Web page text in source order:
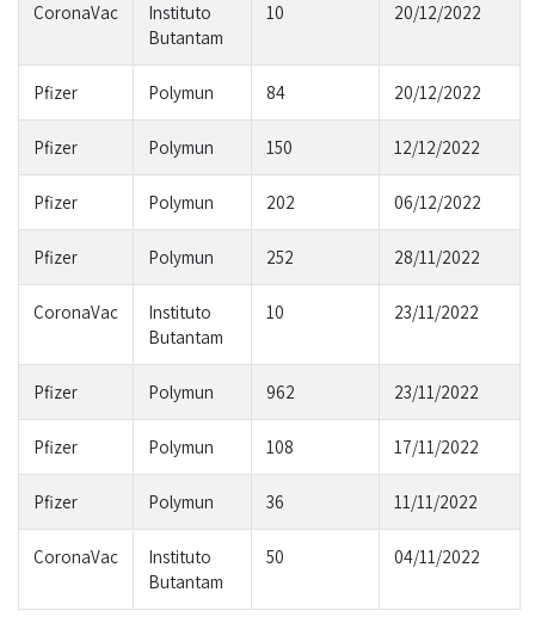
CoronaVac
Instituto
Butantam
10 20/12/2022
Pfizer Polymun 84 20/12/2022
Pfizer Polymun 150 12/12/2022
Pfizer Polymun 202 06/12/2022
Pfizer Polymun 252 28/11/2022
CoronaVac
Instituto
Butantam
10 23/11/2022
Pfizer Polymun 962 23/11/2022
Pfizer Polymun 108 17/11/2022
Pfizer Polymun 36 11/11/2022
CoronaVac
Instituto
Butantam
50 04/11/2022